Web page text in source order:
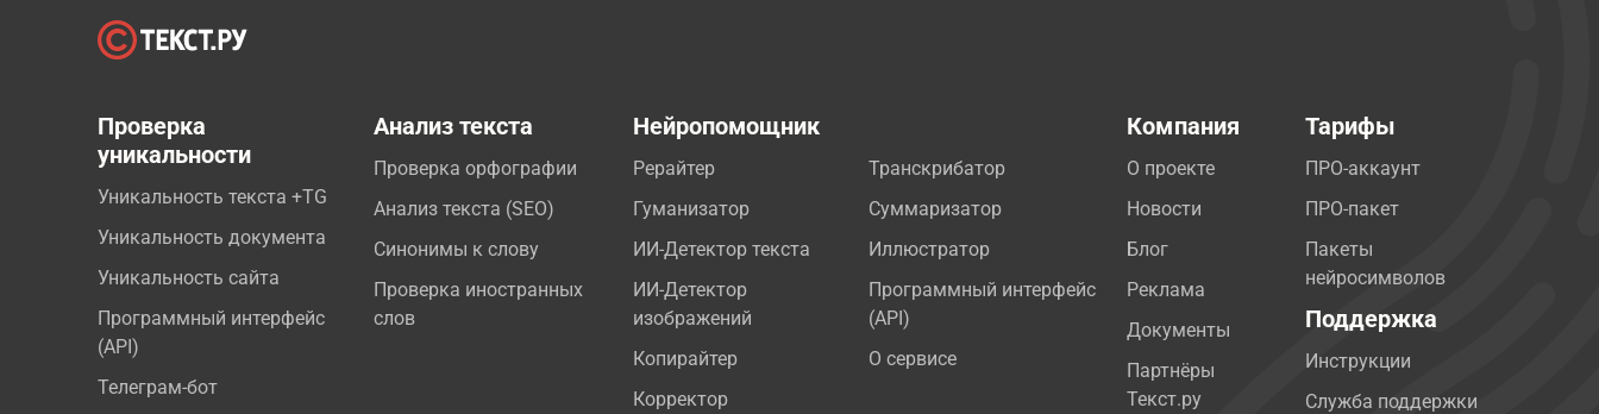
Проверка
уникальности
Уникальность текста +TG
Уникальность документа
Уникальность сайта
Программный интерфейс
(API)
Телеграм-бот
Анализ текста
Проверка орфографии
Анализ текста (SEO)
Синонимы к слову
Проверка иностранных
слов
Нейропомощник
Рерайтер
Гуманизатор
ИИ-Детектор текста
ИИ-Детектор
изображений
Копирайтер
Корректор
Транскрибатор
Суммаризатор
Иллюстратор
Программный интерфейс
(API)
О сервисе
Компания
О проекте
Новости
Блог
Реклама
Документы
Партнёры
Текст.ру
Тарифы
ПРО-аккаунт
ПРО-пакет
Пакеты
нейросимволов
Поддержка
Инструкции
Служба поддержки